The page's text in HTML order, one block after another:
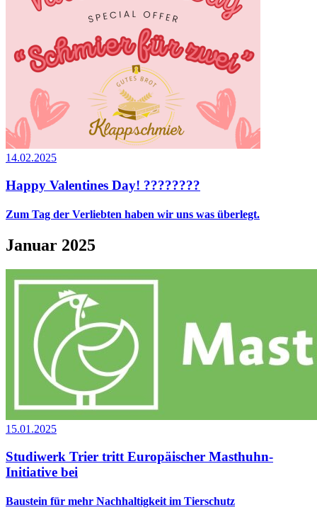
14.02.2025
Happy Valentines Day! ????????
Zum Tag der Verliebten haben wir uns was überlegt.
Januar 2025
15.01.2025
Studiwerk Trier tritt Europäischer Masthuhn-
Initiative bei
Baustein für mehr Nachhaltigkeit im Tierschutz